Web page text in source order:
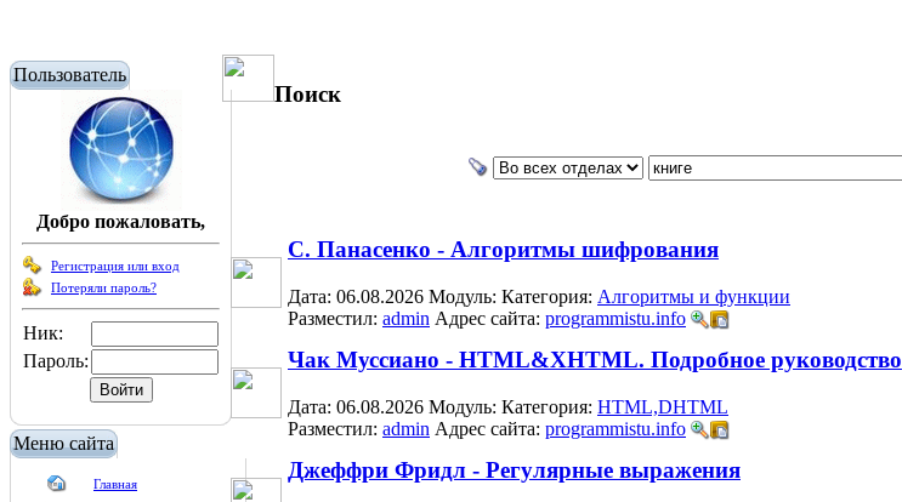
Пользователь
Добро пожаловать,
Регистрация или вход
Потеряли пароль?
Ник:
Пароль:
Меню сайта
Главная
Поиск
С. Панасенко - Алгоритмы шифрования
Дата: 06.08.2026 Модуль: Категория: Алгоритмы и функции
Разместил: admin Адрес сайта: programmistu.info
Чак Муссиано - HTML&XHTML. Подробное руководство
Дата: 06.08.2026 Модуль: Категория: HTML,DHTML
Разместил: admin Адрес сайта: programmistu.info
Джеффри Фридл - Регулярные выражения